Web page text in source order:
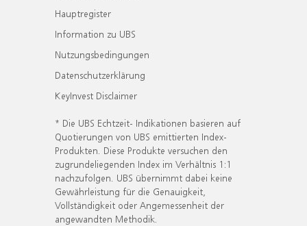
Hauptregister
Information zu UBS
Nutzungsbedingungen
Datenschutzerklärung
KeyInvest Disclaimer
* Die UBS Echtzeit- Indikationen basieren auf
Quotierungen von UBS emittierten Index-
Produkten. Diese Produkte versuchen den
zugrundeliegenden Index im Verhältnis 1:1
nachzufolgen. UBS übernimmt dabei keine
Gewährleistung für die Genauigkeit,
Vollständigkeit oder Angemessenheit der
angewandten Methodik.